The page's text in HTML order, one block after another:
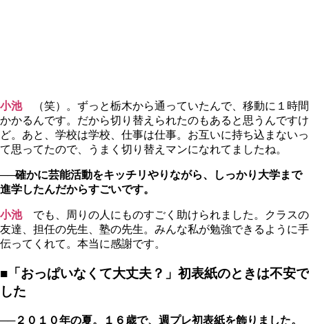
小池（笑）。ずっと栃木から通っていたんで、移動に１時間
かかるんです。だから切り替えられたのもあると思うんですけ
ど。あと、学校は学校、仕事は仕事。お互いに持ち込まないっ
て思ってたので、うまく切り替えマンになれてましたね。
──確かに芸能活動をキッチリやりながら、しっかり大学まで
進学したんだからすごいです。
小池でも、周りの人にものすごく助けられました。クラスの
友達、担任の先生、塾の先生。みんな私が勉強できるように手
伝ってくれて。本当に感謝です。
■「おっぱいなくて大丈夫？」初表紙のときは不安で
した
──２０１０年の夏。１６歳で、週プレ初表紙を飾りました。